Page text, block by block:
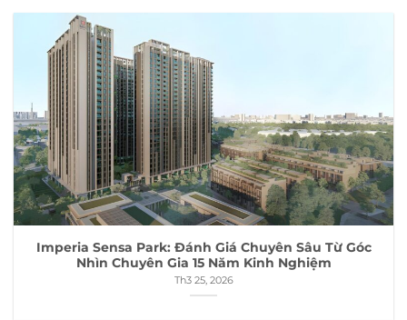
Imperia Sensa Park: Đánh Giá Chuyên Sâu Từ Góc
Nhìn Chuyên Gia 15 Năm Kinh Nghiệm
Th3 25, 2026